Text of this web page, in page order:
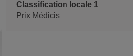
Classification locale 1
Prix Médicis